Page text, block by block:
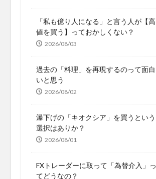
「私も億り人になる」と言う人が【高
値を買う】っておかしくない？
2026/08/03
過去の「料理」を再現するのって面白
いと思う
2026/08/02
瀑下げの「キオクシア」を買うという
選択はありか？
2026/08/01
FXトレーダーに取って「為替介入」っ
てどうなの？